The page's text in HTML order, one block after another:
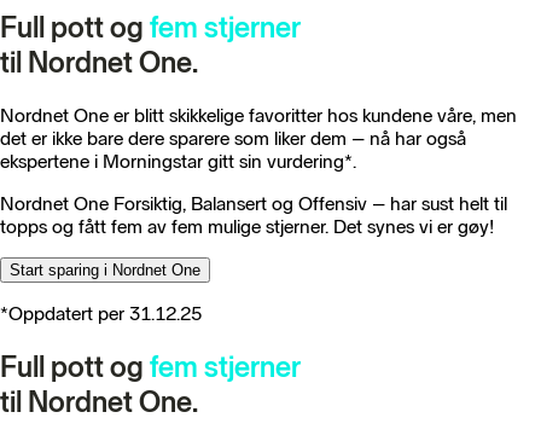
Full pott og fem stjerner
til Nordnet One.
Nordnet One er blitt skikkelige favoritter hos kundene våre, men
det er ikke bare dere sparere som liker dem – nå har også
ekspertene i Morningstar gitt sin vurdering*.
Nordnet One Forsiktig, Balansert og Offensiv – har sust helt til
topps og fått fem av fem mulige stjerner. Det synes vi er gøy!
Start sparing i Nordnet One
*Oppdatert per 31.12.25
Full pott og fem stjerner
til Nordnet One.